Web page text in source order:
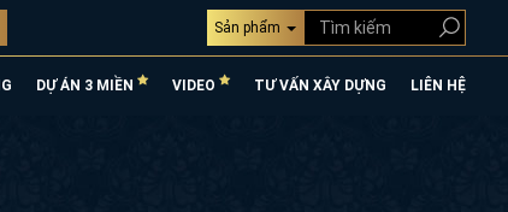
Sản phẩm
DỰ ÁN 3 MIỀN VIDEO TƯ VẤN XÂY DỰNG LIÊN HỆ